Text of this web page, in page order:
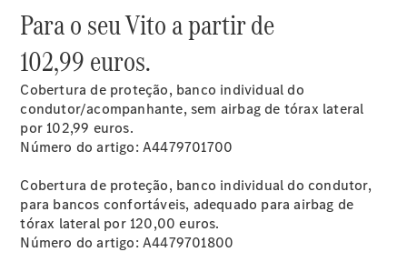
em estrada
de Serviço
acessórios
Collection
Manuais de
Condutor
Ações de
Serviço
Garantia
Para o seu Vito a partir de
102,99 euros.
Cobertura de proteção, banco individual do
condutor/acompanhante, sem airbag de tórax lateral
por 102,99 euros.
Número do artigo: A4479701700
Cobertura de proteção, banco individual do condutor,
para bancos confortáveis, adequado para airbag de
tórax lateral por 120,00 euros.
Número do artigo: A4479701800